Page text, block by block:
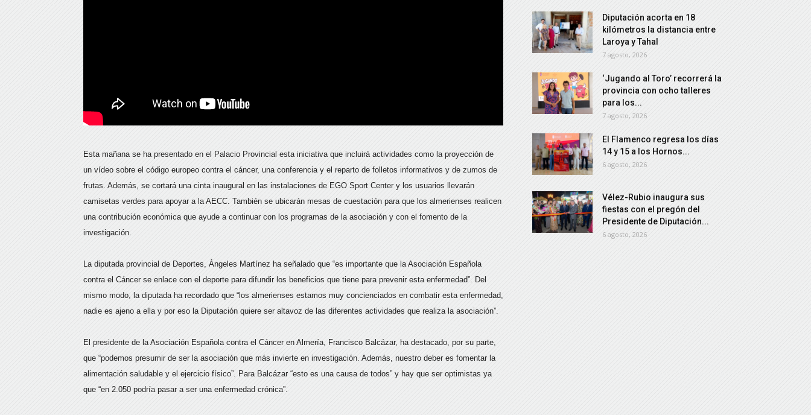
Esta mañana se ha presentado en el Palacio Provincial esta iniciativa que incluirá actividades como la proyección de
un vídeo sobre el código europeo contra el cáncer, una conferencia y el reparto de folletos informativos y de zumos de
frutas. Además, se cortará una cinta inaugural en las instalaciones de EGO Sport Center y los usuarios llevarán
camisetas verdes para apoyar a la AECC. También se ubicarán mesas de cuestación para que los almerienses realicen
una contribución económica que ayude a continuar con los programas de la asociación y con el fomento de la
investigación.
La diputada provincial de Deportes, Ángeles Martínez ha señalado que “es importante que la Asociación Española
contra el Cáncer se enlace con el deporte para difundir los beneficios que tiene para prevenir esta enfermedad”. Del
mismo modo, la diputada ha recordado que “los almerienses estamos muy concienciados en combatir esta enfermedad,
nadie es ajeno a ella y por eso la Diputación quiere ser altavoz de las diferentes actividades que realiza la asociación”.
El presidente de la Asociación Española contra el Cáncer en Almería, Francisco Balcázar, ha destacado, por su parte,
que “podemos presumir de ser la asociación que más invierte en investigación. Además, nuestro deber es fomentar la
alimentación saludable y el ejercicio físico”. Para Balcázar “esto es una causa de todos” y hay que ser optimistas ya
que “en 2.050 podría pasar a ser una enfermedad crónica”.
Diputación acorta en 18
kilómetros la distancia entre
Laroya y Tahal
7 agosto, 2026
‘Jugando al Toro’ recorrerá la
provincia con ocho talleres
para los...
7 agosto, 2026
El Flamenco regresa los días
14 y 15 a los Hornos...
6 agosto, 2026
Vélez-Rubio inaugura sus
fiestas con el pregón del
Presidente de Diputación...
6 agosto, 2026